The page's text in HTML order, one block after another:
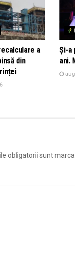
a
din
Și-a
ani.
obligatorii sunt